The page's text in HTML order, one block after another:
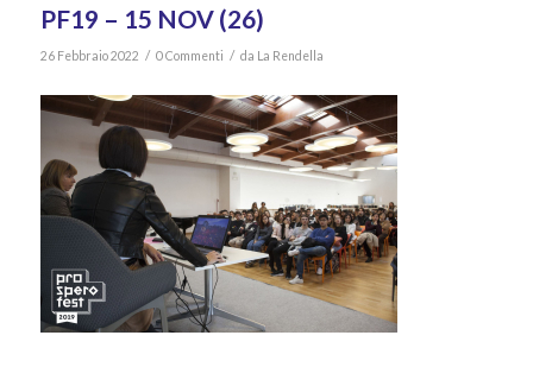
PF19 – 15 NOV (26)
26 Febbraio 2022 / 0 Commenti / da La Rendella